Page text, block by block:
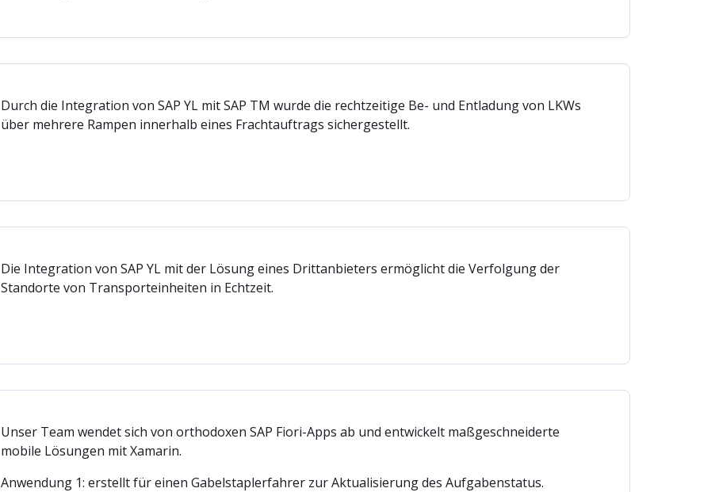
Durch die Integration von SAP YL mit SAP TM wurde die rechtzeitige Be- und Entladung von LKWs
über mehrere Rampen innerhalb eines Frachtauftrags sichergestellt.
Die Integration von SAP YL mit der Lösung eines Drittanbieters ermöglicht die Verfolgung der
Standorte von Transporteinheiten in Echtzeit.
Unser Team wendet sich von orthodoxen SAP Fiori-Apps ab und entwickelt maßgeschneiderte
mobile Lösungen mit Xamarin.
Anwendung 1: erstellt für einen Gabelstaplerfahrer zur Aktualisierung des Aufgabenstatus.